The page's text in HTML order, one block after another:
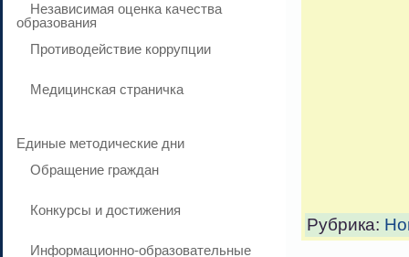
Независимая оценка качества
образования
Противодействие коррупции
Медицинская страничка
Единые методические дни
Обращение граждан
Конкурсы и достижения
Информационно-образовательные
Рубрика: